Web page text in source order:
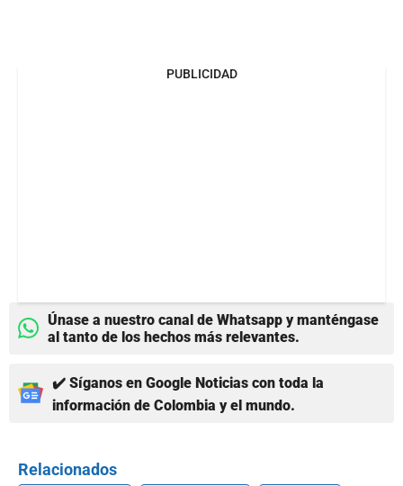
PUBLICIDAD
Únase a nuestro canal de Whatsapp y manténgase
al tanto de los hechos más relevantes.
✔️ Síganos en Google Noticias con toda la
información de Colombia y el mundo.
Relacionados